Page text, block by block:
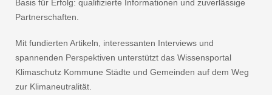
Basis für Erfolg: qualifizierte Informationen und zuverlässige
Partnerschaften.
Mit fundierten Artikeln, interessanten Interviews und
spannenden Perspektiven unterstützt das Wissensportal
Klimaschutz Kommune Städte und Gemeinden auf dem Weg
zur Klimaneutralität.